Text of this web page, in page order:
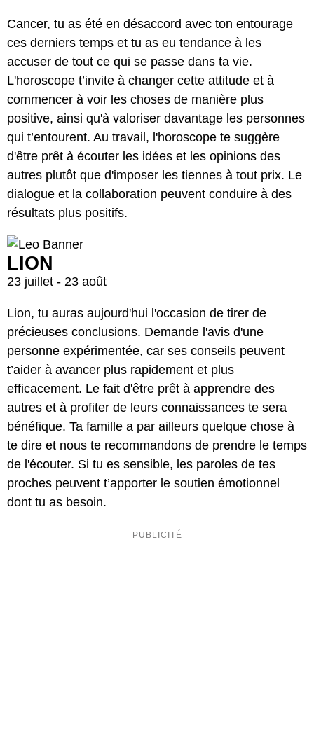
Cancer, tu as été en désaccord avec ton entourage
ces derniers temps et tu as eu tendance à les
accuser de tout ce qui se passe dans ta vie.
L'horoscope t’invite à changer cette attitude et à
commencer à voir les choses de manière plus
positive, ainsi qu'à valoriser davantage les personnes
qui t’entourent. Au travail, l'horoscope te suggère
d'être prêt à écouter les idées et les opinions des
autres plutôt que d'imposer les tiennes à tout prix. Le
dialogue et la collaboration peuvent conduire à des
résultats plus positifs.
LION
23 juillet - 23 août
Lion, tu auras aujourd'hui l'occasion de tirer de
précieuses conclusions. Demande l'avis d'une
personne expérimentée, car ses conseils peuvent
t’aider à avancer plus rapidement et plus
efficacement. Le fait d'être prêt à apprendre des
autres et à profiter de leurs connaissances te sera
bénéfique. Ta famille a par ailleurs quelque chose à
te dire et nous te recommandons de prendre le temps
de l'écouter. Si tu es sensible, les paroles de tes
proches peuvent t’apporter le soutien émotionnel
dont tu as besoin.